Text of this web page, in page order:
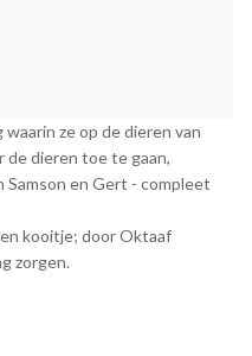
ze op de dieren van
de dieren toe te gaan,
Samson en Gert - compleet
kooitje; door Oktaaf
zorgen.